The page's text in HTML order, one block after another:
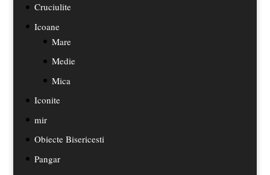
Cruciulite
Icoane
Mare
Medie
Mica
Iconite
mir
Obiecte Bisericesti
Pangar